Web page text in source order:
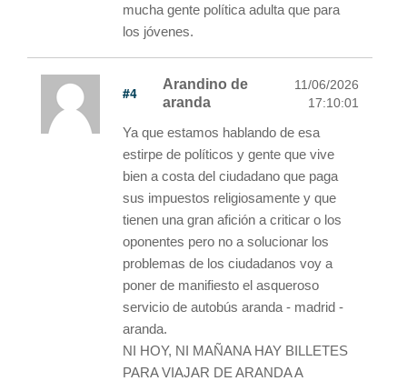
mucha gente política adulta que para
los jóvenes.
#4
Arandino de
aranda
11/06/2026
17:10:01
Ya que estamos hablando de esa
estirpe de políticos y gente que vive
bien a costa del ciudadano que paga
sus impuestos religiosamente y que
tienen una gran afición a criticar o los
oponentes pero no a solucionar los
problemas de los ciudadanos voy a
poner de manifiesto el asqueroso
servicio de autobús aranda - madrid -
aranda.
NI HOY, NI MAÑANA HAY BILLETES
PARA VIAJAR DE ARANDA A